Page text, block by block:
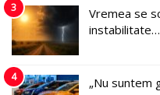
3
Vremea se
instabilitate…
4
„Nu suntem